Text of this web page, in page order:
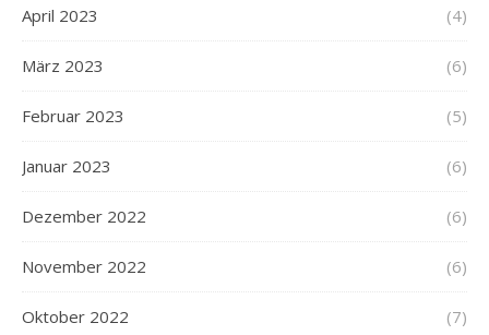
April 2023 (4)
März 2023 (6)
Februar 2023 (5)
Januar 2023 (6)
Dezember 2022 (6)
November 2022 (6)
Oktober 2022 (7)